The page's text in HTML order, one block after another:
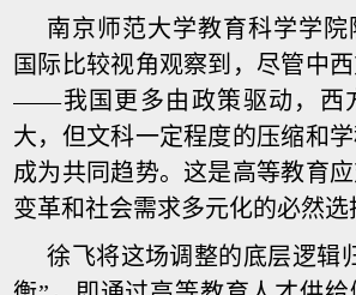
南京师范大学教育科学学
国际比较视角观察到，尽管中
——我国更多由政策驱动，西
大，但文科一定程度的压缩和
成为共同趋势。这是高等教育
变革和社会需求多元化的必然选
徐飞将这场调整的底层逻辑